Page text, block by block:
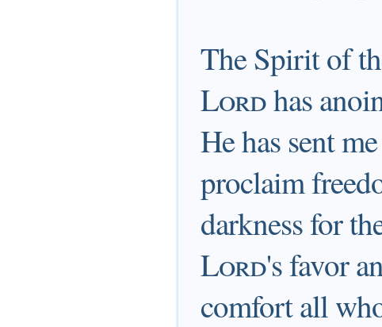
The Spirit of
Lordhas
He has sent
proclaim
darkness for
Lord's favor
comfort all